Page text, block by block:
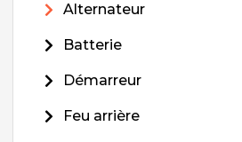
Alternateur
Batterie
Démarreur
Feu arrière